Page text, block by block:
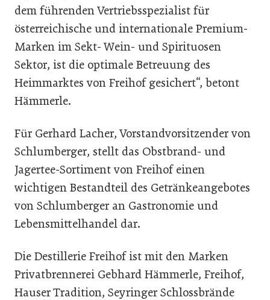
dem führenden Vertriebsspezialist für
österreichische und internationale Premium-
Marken im Sekt- Wein- und Spirituosen
Sektor, ist die optimale Betreuung des
Heimmarktes von Freihof gesichert“, betont
Hämmerle.
Für Gerhard Lacher, Vorstandvorsitzender von
Schlumberger, stellt das Obstbrand- und
Jagertee-Sortiment von Freihof einen
wichtigen Bestandteil des Getränkeangebotes
von Schlumberger an Gastronomie und
Lebensmittelhandel dar.
Die Destillerie Freihof ist mit den Marken
Privatbrennerei Gebhard Hämmerle, Freihof,
Hauser Tradition, Seyringer Schlossbrände